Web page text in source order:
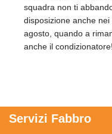
squadra non ti
disposizione anche
agosto, quando a
anche il condizionatore!
Servizi Fabbro